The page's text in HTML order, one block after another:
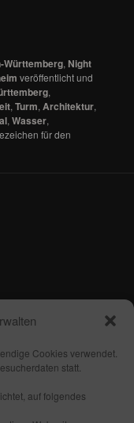
Cookies verwendet.
statt.
auf folgendes
Württemberg, Night
veröffentlicht und
,
,Turm, Architektur,
,Wasser,
für den